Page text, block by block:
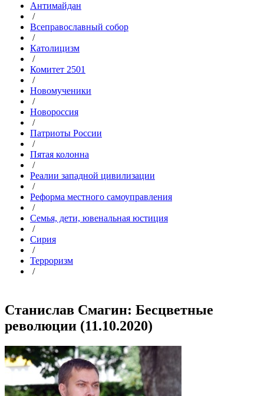
Антимайдан
/
Всеправославный собор
/
Католицизм
/
Комитет 2501
/
Новомученики
/
Новороссия
/
Патриоты России
/
Пятая колонна
/
Реалии западной цивилизации
/
Реформа местного самоуправления
/
Семья, дети, ювенальная юстиция
/
Сирия
/
Терроризм
/
Станислав Смагин: Бесцветные
революции (11.10.2020)